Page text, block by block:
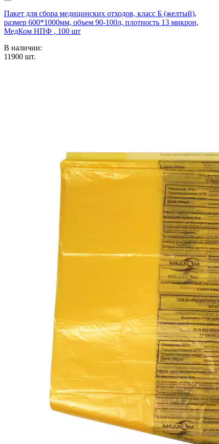
Пакет для сбора медицинских отходов, класс Б (желтый),
размер 600*1000мм, объем 90-100л, плотность 13 микрон,
МедКом НПФ , 100 шт
В наличии:
11900 шт.